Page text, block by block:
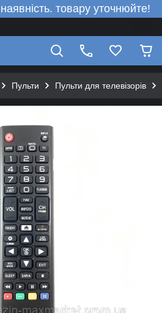
товару уточнюйте!
Пульти Пульти для телевізорів